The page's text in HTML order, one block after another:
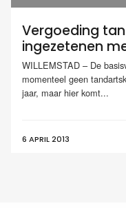
Vergoeding
ingezetenen
WILLEMSTAD – De
momenteel geen
jaar, maar hier komt...
6 APRIL 2013